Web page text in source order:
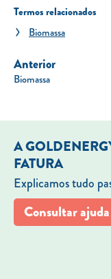
Termos relacionados
Biomassa
Anterior
Biomassa
A
FATURA
Explicamos tudo
Consultar ajuda